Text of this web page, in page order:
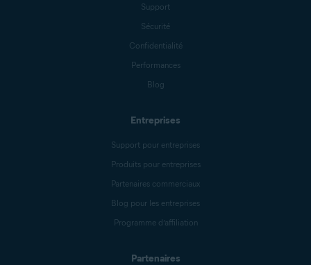
Support
Sécurité
Confidentialité
Performances
Blog
Entreprises
Support pour entreprises
Produits pour entreprises
Partenaires commerciaux
Blog pour les entreprises
Programme d’affiliation
Partenaires